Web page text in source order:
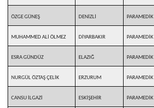
ÖZGE GÜNEŞ DENİZLİ PARAMEDİK
MUHAMMED ALİ ÖLMEZ DİYARBAKIR PARAMEDİK
ESRA GÜNDÜZ ELAZIĞ PARAMEDİK
NURGÜL ÖZTAŞ ÇELİK ERZURUM PARAMEDİK
CANSU İLGAZİ ESKİŞEHİR PARAMEDİK